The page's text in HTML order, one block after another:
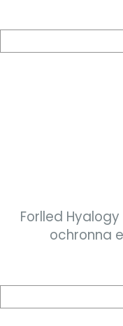
Forlled Hyalogy